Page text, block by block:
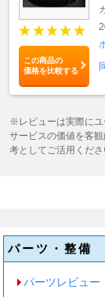
この商品の
価格を比較する
※レビューは実際にユ
サービスの価値を客
考としてご活用くださ
パーツ・整備
パーツレビュー